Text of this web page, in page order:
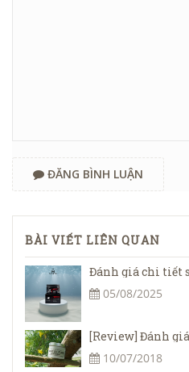
ĐĂNG BÌNH LUẬN
BÀI VIẾT LIÊN QUAN
05/08/2025
10/07/2018